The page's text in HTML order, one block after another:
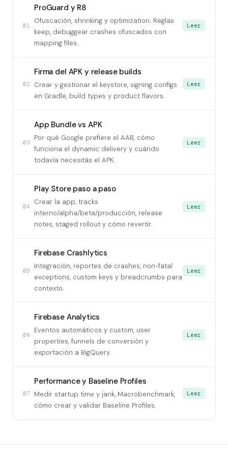
01
ProGuard y R8
Ofuscación, shrinking y optimization. Reglas
keep, debuggear crashes ofuscados con
mapping files.
Leer
02
Firma del APK y release builds
Crear y gestionar el keystore, signing configs
en Gradle, build types y product flavors.
Leer
03
App Bundle vs APK
Por qué Google prefiere el AAB, cómo
funciona el dynamic delivery y cuándo
todavía necesitás el APK.
Leer
04
Play Store paso a paso
Crear la app, tracks
interno/alpha/beta/producción, release
notes, staged rollout y cómo revertir.
Leer
05
Firebase Crashlytics
Integración, reportes de crashes, non-fatal
exceptions, custom keys y breadcrumbs para
contexto.
Leer
06
Firebase Analytics
Eventos automáticos y custom, user
properties, funnels de conversión y
exportación a BigQuery.
Leer
07
Performance y Baseline Profiles
Medir startup time y jank, Macrobenchmark,
cómo crear y validar Baseline Profiles.
Leer